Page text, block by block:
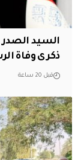
السيد الصدر
ذكرى وفاة
قبل 20 ساعة